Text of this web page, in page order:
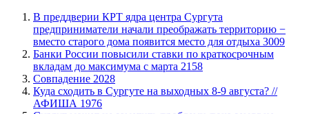
​В преддверии КРТ ядра центра Сургута
предприниматели начали преображать территорию −
вместо старого дома появится место для отдыха 3009
​Банки России повысили ставки по краткосрочным
вкладам до максимума с марта 2158
​Совпадение 2028
​Куда сходить в Сургуте на выходных 8-9 августа? //
АФИША 1976